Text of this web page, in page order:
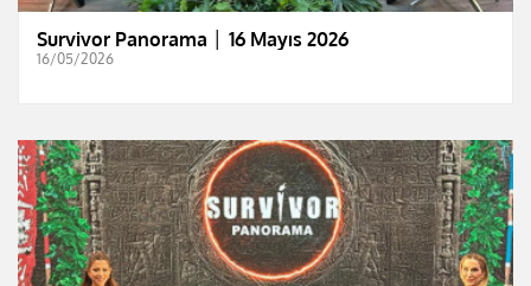
Survivor Panorama │ 16 Mayıs 2026
16/05/2026